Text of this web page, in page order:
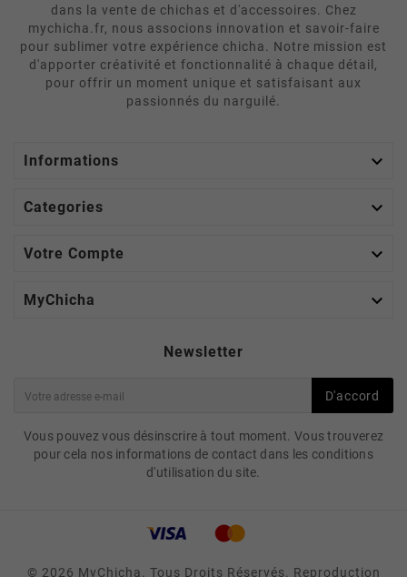
dans la vente de chichas et d'accessoires. Chez
mychicha.fr, nous associons innovation et savoir-faire
pour sublimer votre expérience chicha. Notre mission est
d'apporter créativité et fonctionnalité à chaque détail,
pour offrir un moment unique et satisfaisant aux
passionnés du narguilé.
Informations 
Categories 
Votre Compte 
MyChicha 
Newsletter
D'accord
Vous pouvez vous désinscrire à tout moment. Vous trouverez
pour cela nos informations de contact dans les conditions
d'utilisation du site.
© 2026 MyChicha. Tous Droits Réservés. Reproduction